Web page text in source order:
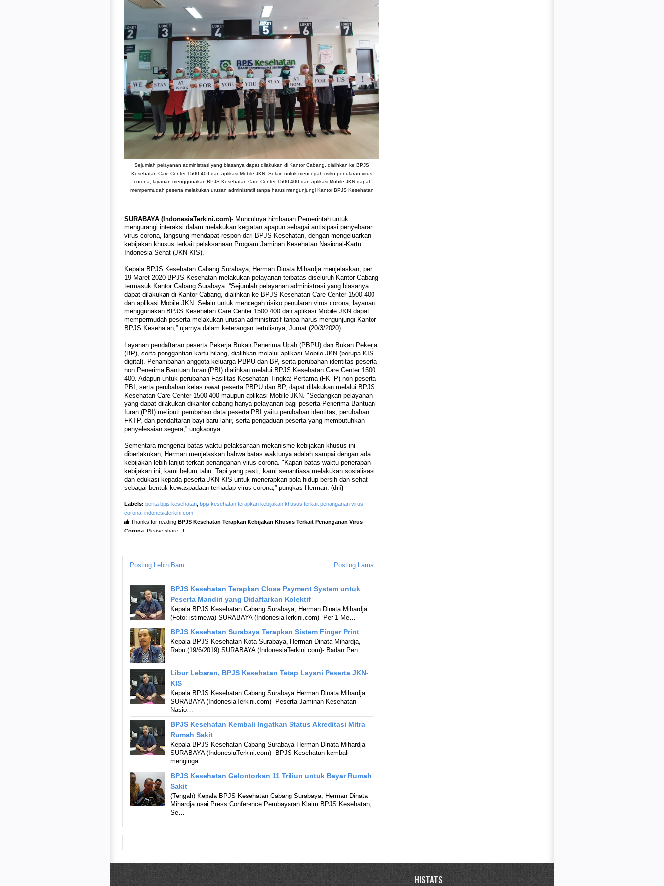
Sejumlah pelayanan administrasi yang biasanya dapat dilakukan di Kantor Cabang, dialihkan ke BPJS
Kesehatan Care Center 1500 400 dan aplikasi Mobile JKN. Selain untuk mencegah risiko penularan virus
corona, layanan menggunakan BPJS Kesehatan Care Center 1500 400 dan aplikasi Mobile JKN dapat
mempermudah peserta melakukan urusan administratif tanpa harus mengunjungi Kantor BPJS Kesehatan
SURABAYA (IndonesiaTerkini.com)- Munculnya himbauan Pemerintah untuk
mengurangi interaksi dalam melakukan kegiatan apapun sebagai antisipasi penyebaran
virus corona, langsung mendapat respon dari BPJS Kesehatan, dengan mengeluarkan
kebijakan khusus terkait pelaksanaan Program Jaminan Kesehatan Nasional-Kartu
Indonesia Sehat (JKN-KIS).
Kepala BPJS Kesehatan Cabang Surabaya, Herman Dinata Mihardja menjelaskan, per
19 Maret 2020 BPJS Kesehatan melakukan pelayanan terbatas diseluruh Kantor Cabang
termasuk Kantor Cabang Surabaya. “Sejumlah pelayanan administrasi yang biasanya
dapat dilakukan di Kantor Cabang, dialihkan ke BPJS Kesehatan Care Center 1500 400
dan aplikasi Mobile JKN. Selain untuk mencegah risiko penularan virus corona, layanan
menggunakan BPJS Kesehatan Care Center 1500 400 dan aplikasi Mobile JKN dapat
mempermudah peserta melakukan urusan administratif tanpa harus mengunjungi Kantor
BPJS Kesehatan,” ujarnya dalam keterangan tertulisnya, Jumat (20/3/2020).
Layanan pendaftaran peserta Pekerja Bukan Penerima Upah (PBPU) dan Bukan Pekerja
(BP), serta penggantian kartu hilang, dialihkan melalui aplikasi Mobile JKN (berupa KIS
digital). Penambahan anggota keluarga PBPU dan BP, serta perubahan identitas peserta
non Penerima Bantuan Iuran (PBI) dialihkan melalui BPJS Kesehatan Care Center 1500
400. Adapun untuk perubahan Fasilitas Kesehatan Tingkat Pertama (FKTP) non peserta
PBI, serta perubahan kelas rawat peserta PBPU dan BP, dapat dilakukan melalui BPJS
Kesehatan Care Center 1500 400 maupun aplikasi Mobile JKN. "Sedangkan pelayanan
yang dapat dilakukan dikantor cabang hanya pelayanan bagi peserta Penerima Bantuan
Iuran (PBI) meliputi perubahan data peserta PBI yaitu perubahan identitas, perubahan
FKTP, dan pendaftaran bayi baru lahir, serta pengaduan peserta yang membutuhkan
penyelesaian segera,” ungkapnya.
Sementara mengenai batas waktu pelaksanaan mekanisme kebijakan khusus ini
diberlakukan, Herman menjelaskan bahwa batas waktunya adalah sampai dengan ada
kebijakan lebih lanjut terkait penanganan virus corona. "Kapan batas waktu penerapan
kebijakan ini, kami belum tahu. Tapi yang pasti, kami senantiasa melakukan sosialisasi
dan edukasi kepada peserta JKN-KIS untuk menerapkan pola hidup bersih dan sehat
sebagai bentuk kewaspadaan terhadap virus corona,” pungkas Herman. (dri)
Labels: berita bpjs kesehatan bpjs kesehatan terapkan kebijakan khusus terkait penanganan virus
corona indonesiaterkini.com
Thanks for reading BPJS Kesehatan Terapkan Kebijakan Khusus Terkait Penanganan Virus
Corona . Please share...!
Posting Lebih Baru Posting Lama
BPJS Kesehatan Terapkan Close Payment System untuk
Peserta Mandiri yang Didaftarkan Kolektif
Kepala BPJS Kesehatan Cabang Surabaya, Herman Dinata Mihardja
(Foto: istimewa) SURABAYA (IndonesiaTerkini.com)- Per 1 Me…
BPJS Kesehatan Surabaya Terapkan Sistem Finger Print
Kepala BPJS Kesehatan Kota Surabaya, Herman Dinata Mihardja,
Rabu (19/6/2019) SURABAYA (IndonesiaTerkini.com)- Badan Pen…
Libur Lebaran, BPJS Kesehatan Tetap Layani Peserta JKN-
KIS
Kepala BPJS Kesehatan Cabang Surabaya Herman Dinata Mihardja
SURABAYA (IndonesiaTerkini.com)- Peserta Jaminan Kesehatan
Nasio…
BPJS Kesehatan Kembali Ingatkan Status Akreditasi Mitra
Rumah Sakit
Kepala BPJS Kesehatan Cabang Surabaya Herman Dinata Mihardja
SURABAYA (IndonesiaTerkini.com)- BPJS Kesehatan kembali
menginga…
BPJS Kesehatan Gelontorkan 11 Triliun untuk Bayar Rumah
Sakit
(Tengah) Kepala BPJS Kesehatan Cabang Surabaya, Herman Dinata
Mihardja usai Press Conference Pembayaran Klaim BPJS Kesehatan,
Se…
HISTATS